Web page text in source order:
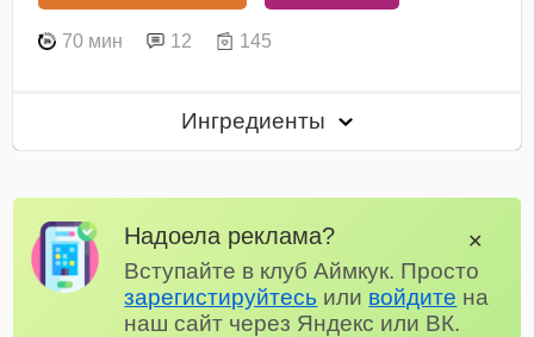
70 мин 12 145
Ингредиенты
Надоела реклама?
Вступайте в клуб Аймкук. Просто
зарегистируйтесь или войдите на
наш сайт через Яндекс или ВК.
✕